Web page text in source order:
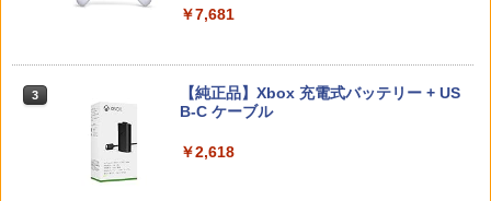
ホリパッド TURBO for Nintendo Switc
h 2 おすすめ Switch スイッチ コントロ
背面ボタン 充電 スプラレイダース スプ
on5 保護カバー コントローラー用 ps5
ース カバー 耐衝撃 簡単装着
￥1,000
応 スイッチ スイッチツー 名入れ かわい
い ニンテンドースイッチ カバー ポーチ
ト ケーブル 収納可能 ポーチ クリスマス
￥7,722
￥6,445
J) PlayStation 5
￥7,681
3
【純正品】Xbox 充電式バッテリー + US
B-C ケーブル
￥2,618